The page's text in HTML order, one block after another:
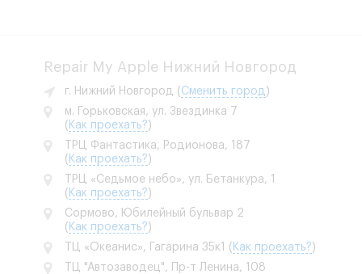
Repair My Apple Нижний Новгород
г. Нижний Новгород ( Сменить город )
м. Горьковская, ул. Звездинка 7
( Как проехать?)
ТРЦ Фантастика, Родионова, 187
( Как проехать?)
ТРЦ «Седьмое небо», ул. Бетанкура, 1
( Как проехать?)
Сормово, Юбилейный бульвар 2
( Как проехать?)
ТЦ «Океанис», Гагарина 35к1 ( Как проехать?)
ТЦ "Автозаводец", Пр-т Ленина, 108